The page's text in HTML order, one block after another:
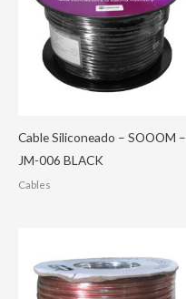
Cable Siliconeado – SOOOM –
JM-006 BLACK
Cables